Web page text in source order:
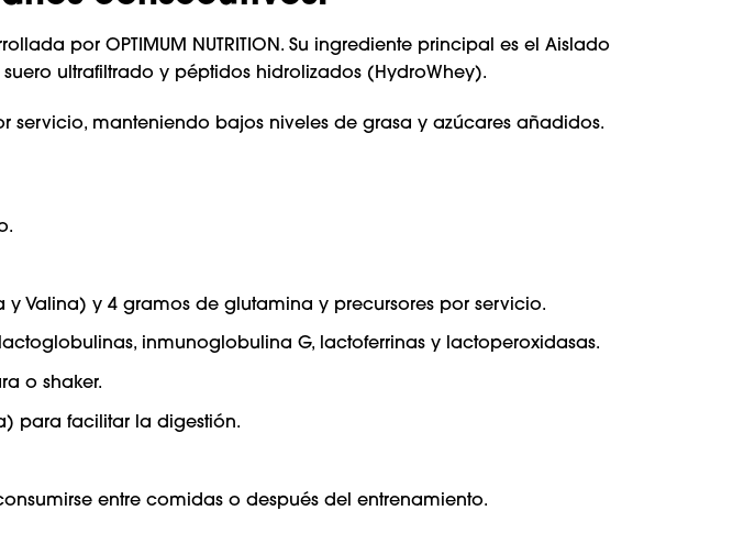
por OPTIMUM NUTRITION. Su ingrediente principal es el Aislado
ultrafiltrado y péptidos hidrolizados (HydroWhey).
manteniendo bajos niveles de grasa y azúcares añadidos.
y Valina) y 4 gramos de glutamina y precursores por servicio.
inmunoglobulina G, lactoferrinas y lactoperoxidasas.
o shaker.
para facilitar la digestión.
entre comidas o después del entrenamiento.